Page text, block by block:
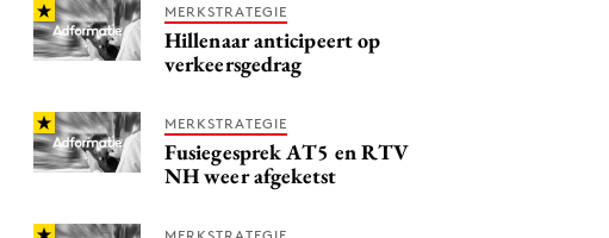
MERKSTRATEGIE
Hillenaar anticipeert op
verkeersgedrag
MERKSTRATEGIE
Fusiegesprek AT5 en RTV
NH weer afgeketst